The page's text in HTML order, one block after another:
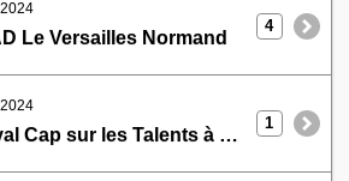
Le Versailles Normand
4
Festival Cap sur les Talents à Bricquebec
1